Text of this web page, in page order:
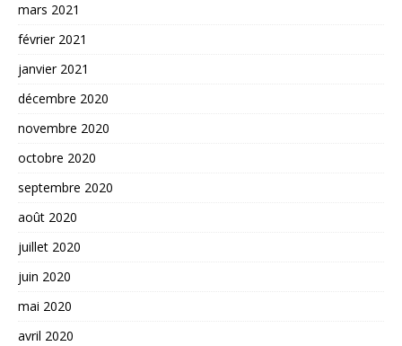
mars 2021
février 2021
janvier 2021
décembre 2020
novembre 2020
octobre 2020
septembre 2020
août 2020
juillet 2020
juin 2020
mai 2020
avril 2020